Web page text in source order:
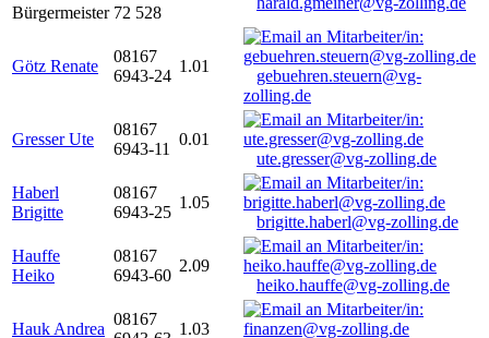
Bürgermeister 72 528
Götz Renate
08167
6943-24
1.01
gebuehren.steuern@vg-
zolling.de
Gresser Ute
08167
6943-11
0.01
ute.gresser@vg-zolling.de
Haberl
Brigitte
08167
6943-25
1.05
brigitte.haberl@vg-zolling.de
Hauffe
Heiko
08167
6943-60
2.09
heiko.hauffe@vg-zolling.de
Hauk Andrea
08167
1.03